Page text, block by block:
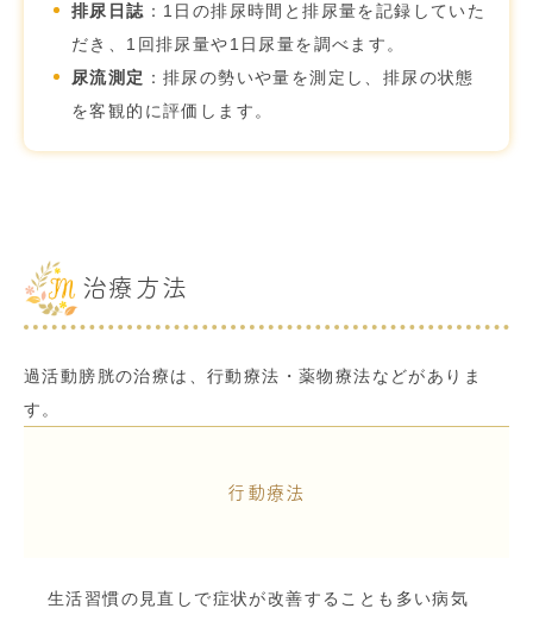
排尿日誌 ：1日の排尿時間と排尿量を記録していた
だき、1回排尿量や1日尿量を調べます。
尿流測定 ：排尿の勢いや量を測定し、排尿の状態
を客観的に評価します。
治療方法
過活動膀胱の治療は、行動療法・薬物療法などがありま
す。
行動療法
生活習慣の見直しで症状が改善することも多い病気